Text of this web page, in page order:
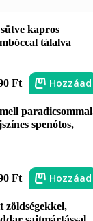
kapros
tálalva
Ft Hozzáad
spenótos,
Ft Hozzáad
zöldségekkel,